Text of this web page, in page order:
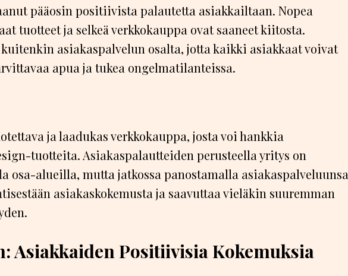
pääosin positiivista palautetta asiakkailtaan. Nopea
tuotteet ja selkeä verkkokauppa ovat saaneet kiitosta.
asiakaspalvelun osalta, jotta kaikki asiakkaat voivat
apua ja tukea ongelmatilanteissa.
ja laadukas verkkokauppa, josta voi hankkia
tuotteita. Asiakaspalautteiden perusteella yritys on
osa-alueilla, mutta jatkossa panostamalla asiakaspalveluunsa
asiakaskokemusta ja saavuttaa vieläkin suuremman
Asiakkaiden Positiivisia Kokemuksia